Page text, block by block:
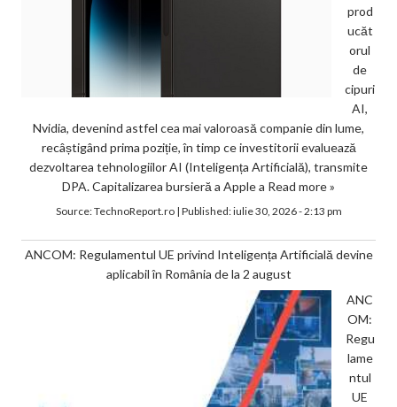
prod
ucăt
orul
de
cipuri
AI,
Nvidia, devenind astfel cea mai valoroasă companie din lume,
recâștigând prima poziție, în timp ce investitorii evaluează
dezvoltarea tehnologiilor AI (Inteligența Artificială), transmite
DPA. Capitalizarea bursieră a Apple a Read more »
Source:TechnoReport.ro| Published:iulie 30, 2026 - 2:13 pm
ANCOM: Regulamentul UE privind Inteligența Artificială devine
aplicabil în România de la 2 august
ANC
OM:
Regu
lame
ntul
UE